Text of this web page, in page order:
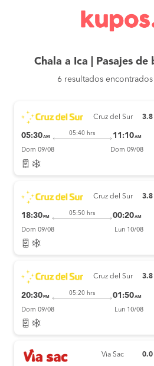
Chala a Ica | Pasajes de
6 resultados encontrados
Cruz del Sur 3.8
05:30AM
05:40 hrs 11:10AM
Dom 09/08 Dom 09/08
Cruz del Sur 3.8
18:30 PM
05:50 hrs 00:20AM
Dom 09/08 Lun 10/08
Cruz del Sur 3.8
20:30 PM
05:20 hrs 01:50AM
Dom 09/08 Lun 10/08
Via Sac 0.0